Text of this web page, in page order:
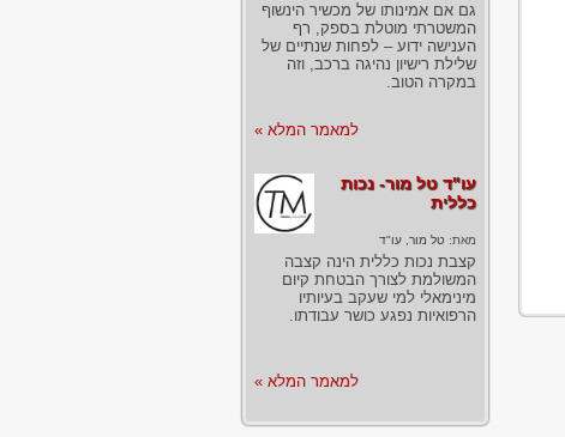
גם אם אמינותו של מכשיר הינשוף
המשטרתי מוטלת בספק, רף
הענישה ידוע – לפחות שנתיים של
שלילת רישיון נהיגה ברכב, וזה
במקרה הטוב.
למאמר המלא »
עו"ד טל מור- נכות
כללית
מאת: טל מור, עו"ד
קצבת נכות כללית הינה קצבה
המשולמת לצורך הבטחת קיום
מינימאלי למי שעקב בעיותיו
הרפואיות נפגע כושר עבודתו.
למאמר המלא »